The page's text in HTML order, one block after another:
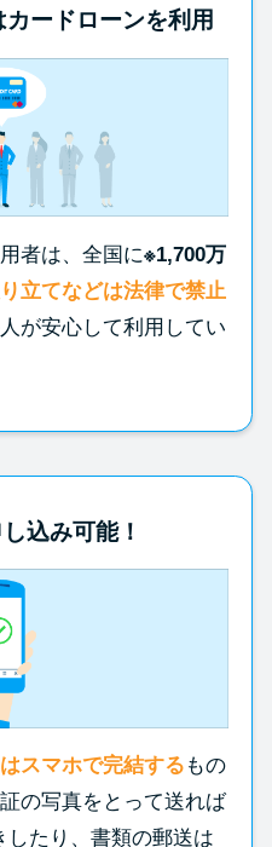
ードローンを利用
者は、全国に※1,700万
立てなどは法律で禁止
が安心して利用してい
込み可能！
スマホで完結する もの
の写真をとって送れば
たり、書類の郵送は